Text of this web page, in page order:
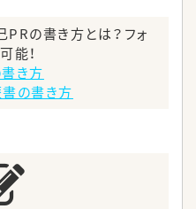
の書き方とは？フォ
能！
き方
の書き方